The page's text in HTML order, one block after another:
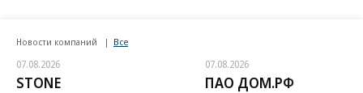
Новости компаний Все
07.08.2026
STONE
07.08.2026
ПАО ДОМ.РФ